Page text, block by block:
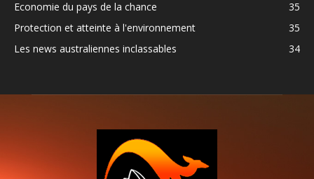
Economie du pays de la chance
35
Protection et atteinte à l'environnement
35
Les news australiennes inclassables
34